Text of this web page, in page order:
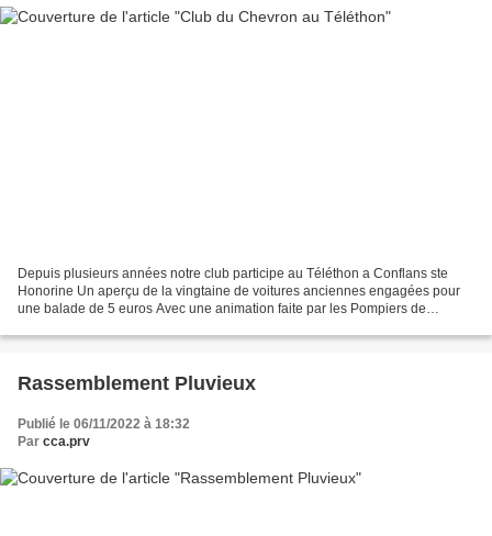
Depuis plusieurs années notre club participe au Téléthon a Conflans ste
Honorine Un aperçu de la vingtaine de voitures anciennes engagées pour
une balade de 5 euros Avec une animation faite par les Pompiers de
Rassemblement Pluvieux
Publié le 06/11/2022 à 18:32
Par cca.prv